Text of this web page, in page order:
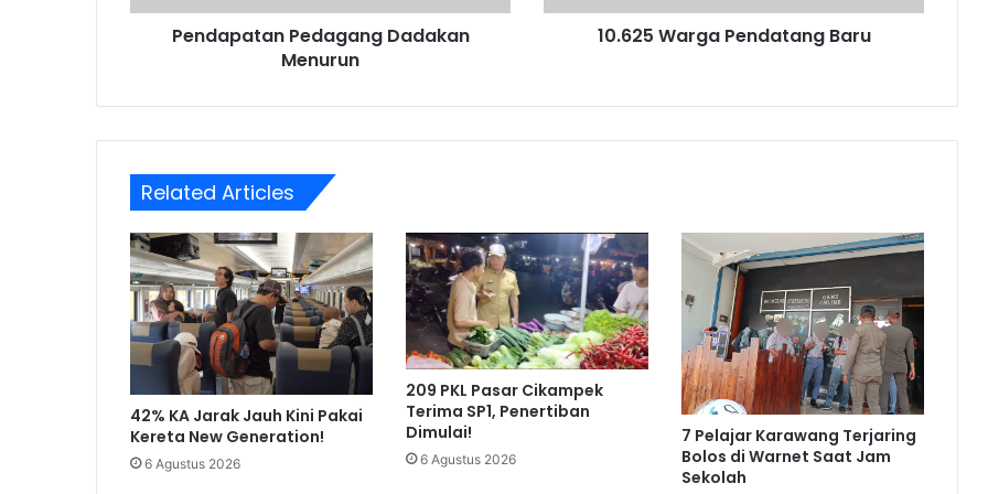
Pendapatan Pedagang Dadakan
Menurun
10.625 Warga Pendatang Baru
Related Articles
42% KA Jarak Jauh Kini Pakai
Kereta New Generation!
6 Agustus 2026
209 PKL Pasar Cikampek
Terima SP1, Penertiban
Dimulai!
6 Agustus 2026
7 Pelajar Karawang Terjaring
Bolos di Warnet Saat Jam
Sekolah